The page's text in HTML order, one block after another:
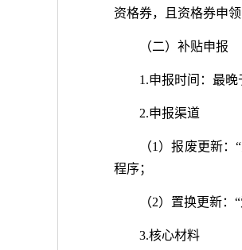
资格券，且资格券申
（二）补贴申报
1.申报时间：最晚
2.申报渠道
（1）报废更新
程序；
（2）置换更新
3.核心材料